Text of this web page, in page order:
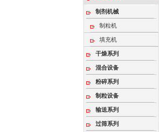
制剂机械
制粒机
填充机
干燥系列
混合设备
粉碎系列
制粒设备
输送系列
过筛系列